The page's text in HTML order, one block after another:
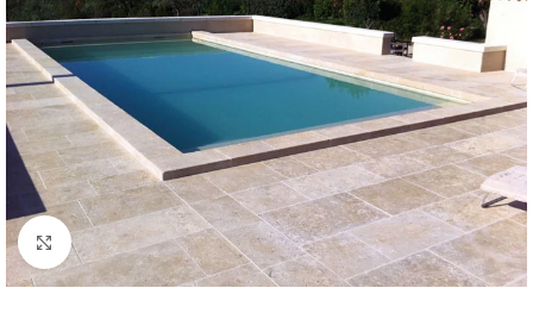
Cliquer pour agrandir